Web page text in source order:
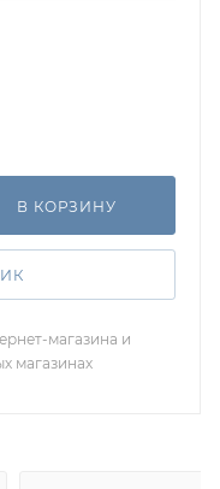
В КОРЗИНУ
магазина и
магазинах